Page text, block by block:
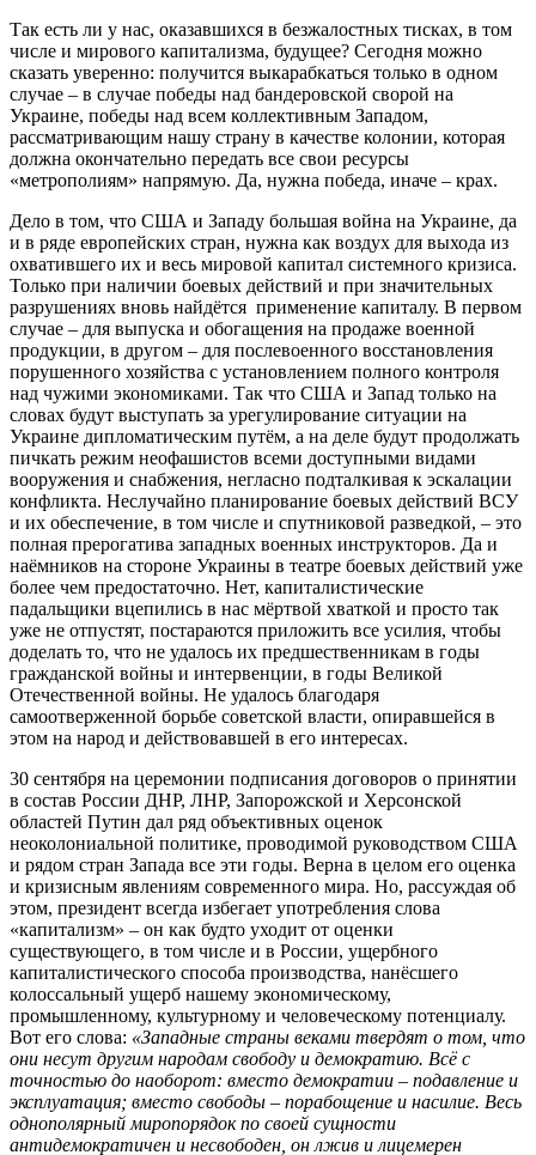
Так есть ли у нас, оказавшихся в безжалостных тисках, в том
числе и мирового капитализма, будущее? Сегодня можно
сказать уверенно: получится выкарабкаться только в одном
случае – в случае победы над бандеровской сворой на
Украине, победы над всем коллективным Западом,
рассматривающим нашу страну в качестве колонии, которая
должна окончательно передать все свои ресурсы
«метрополиям» напрямую. Да, нужна победа, иначе – крах.
Дело в том, что США и Западу большая война на Украине, да
и в ряде европейских стран, нужна как воздух для выхода из
охватившего их и весь мировой капитал системного кризиса.
Только при наличии боевых действий и при значительных
разрушениях вновь найдётся применение капиталу. В первом
случае – для выпуска и обогащения на продаже военной
продукции, в другом – для послевоенного восстановления
порушенного хозяйства с установлением полного контроля
над чужими экономиками. Так что США и Запад только на
словах будут выступать за урегулирование ситуации на
Украине дипломатическим путём, а на деле будут продолжать
пичкать режим неофашистов всеми доступными видами
вооружения и снабжения, негласно подталкивая к эскалации
конфликта. Неслучайно планирование боевых действий ВСУ
и их обеспечение, в том числе и спутниковой разведкой, – это
полная прерогатива западных военных инструкторов. Да и
наёмников на стороне Украины в театре боевых действий уже
более чем предостаточно. Нет, капиталистические
падальщики вцепились в нас мёртвой хваткой и просто так
уже не отпустят, постараются приложить все усилия, чтобы
доделать то, что не удалось их предшественникам в годы
гражданской войны и интервенции, в годы Великой
Отечественной войны. Не удалось благодаря
самоотверженной борьбе советской власти, опиравшейся в
этом на народ и действовавшей в его интересах.
30 сентября на церемонии подписания договоров о принятии
в состав России ДНР, ЛНР, Запорожской и Херсонской
областей Путин дал ряд объективных оценок
неоколониальной политике, проводимой руководством США
и рядом стран Запада все эти годы. Верна в целом его оценка
и кризисным явлениям современного мира. Но, рассуждая об
этом, президент всегда избегает употребления слова
«капитализм» – он как будто уходит от оценки
существующего, в том числе и в России, ущербного
капиталистического способа производства, нанёсшего
колоссальный ущерб нашему экономическому,
промышленному, культурному и человеческому потенциалу.
Вот его слова: «Западные страны веками твердят о том, что
они несут другим народам свободу и демократию. Всё с
точностью до наоборот: вместо демократии – подавление и
эксплуатация; вместо свободы – порабощение и насилие. Весь
однополярный миропорядок по своей сущности
антидемократичен и несвободен, он лжив и лицемерен